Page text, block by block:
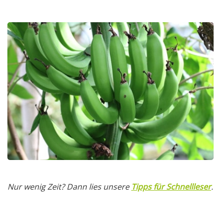
Nur wenig Zeit? Dann lies unsere Tipps für Schnellleser.